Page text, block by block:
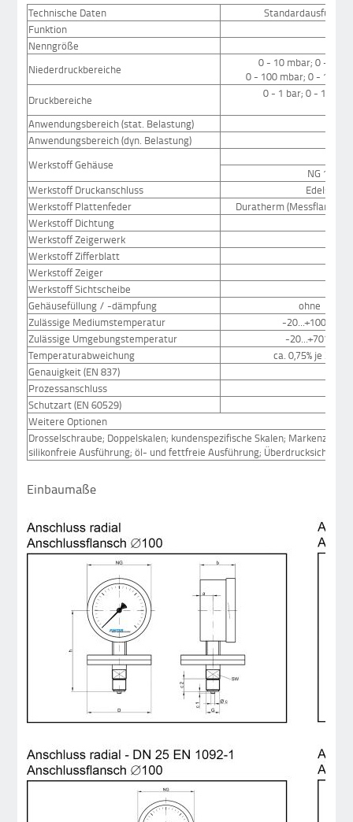
Technische Daten
Funktion
Nenngröße
Niederdruckbereiche
0 - 10 mbar; 0 - 16
0 - 100 mbar; 0 - 160
Druckbereiche
0 - 1 bar; 0 - 1,6
Anwendungsbereich (stat. Belastung)
Anwendungsbereich (dyn. Belastung)
Werkstoff Gehäuse
NG 100 /
Werkstoff Druckanschluss
Edelstahl
Werkstoff Plattenfeder
Duratherm (Messflansch
Werkstoff Dichtung
Werkstoff Zeigerwerk
Werkstoff Zifferblatt
Werkstoff Zeiger
Werkstoff Sichtscheibe
Gehäusefüllung / -dämpfung
ohne
Zulässige Mediumstemperatur
-20...+100°C
Zulässige Umgebungstemperatur
-20...+70°C
Temperaturabweichung
ca. 0,75% je 20°C
Genauigkeit (EN 837)
Prozessanschluss
Schutzart (EN 60529)
Weitere Optionen
Drosselschraube; Doppelskalen; kundenspezifische Skalen;
silikonfreie Ausführung; öl- und fettfreie Ausführung;
Einbaumaße